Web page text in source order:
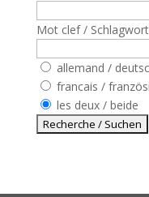
Mot clef /
allemand /
francais /
les deux / beide